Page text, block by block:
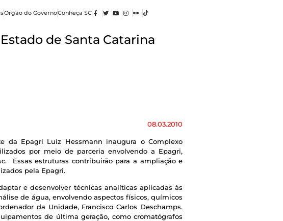
Orgão do GovernoConheça SC
de Santa Catarina
08.03.2010
da Epagri Luiz Hessmann inaugura o Complexo
por meio de parceria envolvendo a Epagri,
Essas estruturas contribuirão para a ampliação e
pela Epagri.
e desenvolver técnicas analíticas aplicadas às
de água, envolvendo aspectos físicos, químicos
da Unidade, Francisco Carlos Deschamps.
de última geração, como cromatógrafos